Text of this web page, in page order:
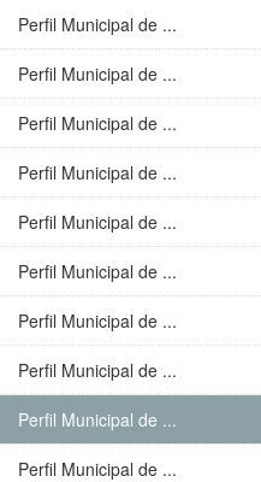
Perfil Municipal de ...
Perfil Municipal de ...
Perfil Municipal de ...
Perfil Municipal de ...
Perfil Municipal de ...
Perfil Municipal de ...
Perfil Municipal de ...
Perfil Municipal de ...
Perfil Municipal de ...
Perfil Municipal de ...